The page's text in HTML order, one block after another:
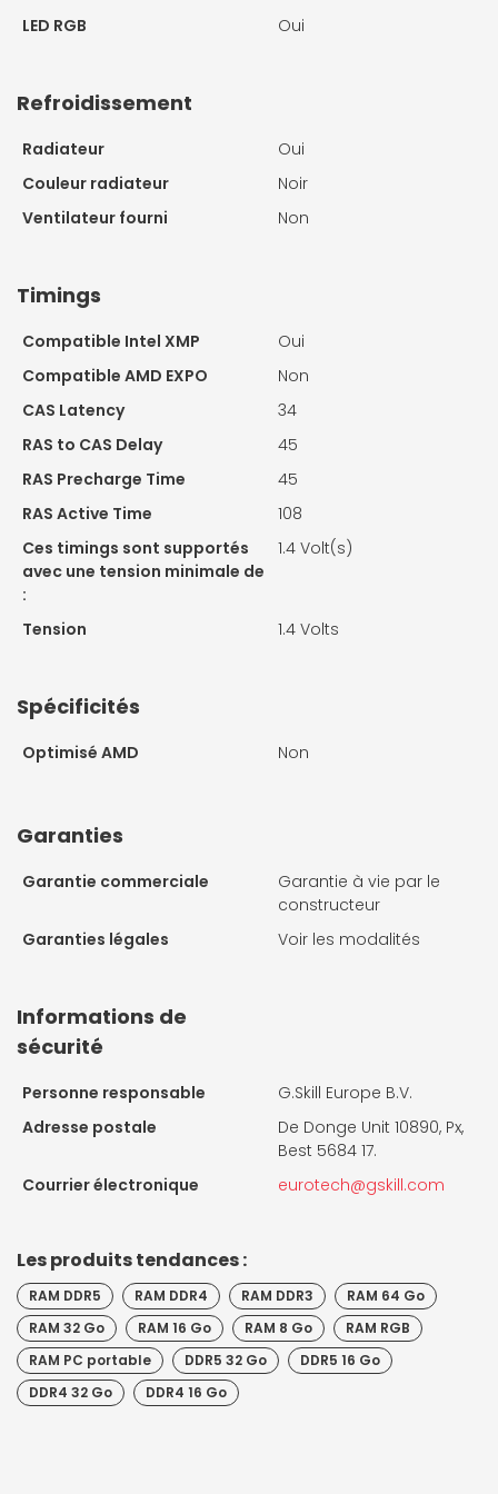
LED RGB
Oui
Refroidissement
Radiateur
Oui
Couleur radiateur
Noir
Ventilateur fourni
Non
Timings
Compatible Intel XMP
Oui
Compatible AMD EXPO
Non
CAS Latency
34
RAS to CAS Delay
45
RAS Precharge Time
45
RAS Active Time
108
Ces timings sont supportés
avec une tension minimale de
:
1.4 Volt(s)
Tension 1.4 Volts
Spécificités
Optimisé AMD Non
Garanties
Garantie commerciale
Garantie à vie par le
constructeur
Garanties légales
Voir les modalités
Informations de
sécurité
Personne responsable
G.Skill Europe B.V.
Adresse postale
De Donge Unit 10890, Px,
Best 5684 17.
Courrier électronique
eurotech@gskill.com
Les produits tendances :
RAM DDR5 RAM DDR4 RAM DDR3
RAM 64 Go
RAM 32 Go
RAM 16 Go RAM 8 Go
RAM RGB
RAM PC portable
DDR5 32 Go
DDR5 16 Go
DDR4 32 Go
DDR4 16 Go